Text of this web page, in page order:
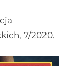
7/2020.